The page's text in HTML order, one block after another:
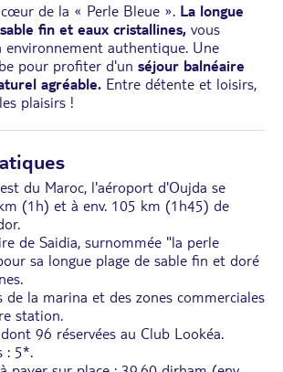
de la « Perle Bleue ». La longue
fin et eaux cristallines, vous
environnement authentique. Une
pour profiter d'un séjour balnéaire
agréable. Entre détente et loisirs,
plaisirs !
du Maroc, l'aéroport d'Oujda se
(1h) et à env. 105 km (1h45) de
de Saidia, surnommée "la perle
sa longue plage de sable fin et doré
de la marina et des zones commerciales
station.
96 réservées au Club Lookéa.
: 5*.